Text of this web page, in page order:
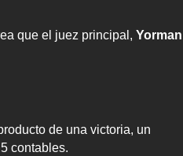
que el juez principal, Yorman
de una victoria, un
contables.